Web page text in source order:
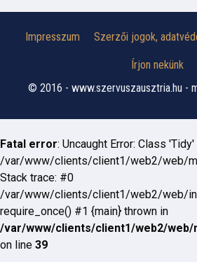
Impresszum Szerzői jogok,
Írjon nekünk
© 2016 - www.szervuszausztria.hu -
Fatal error: Uncaught Error: Class
/var/www/clients/client1/web2/web/
Stack trace: #0
/var/www/clients/client1/web2/web/
require_once() #1 {main} thrown in
/var/www/clients/client1/web2/web/
on line 39